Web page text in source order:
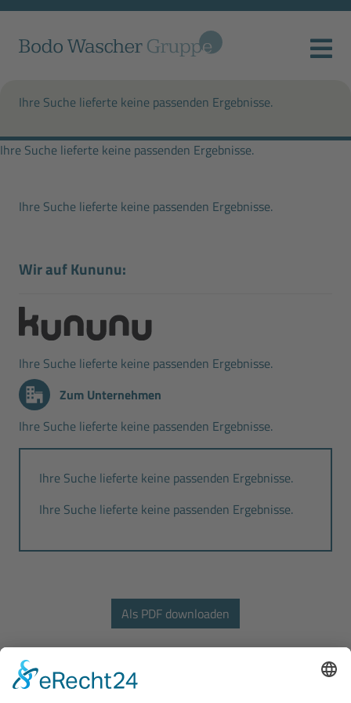
Ihre Suche lieferte keine passenden Ergebnisse.
Ihre Suche lieferte keine passenden Ergebnisse.
Ihre Suche lieferte keine passenden Ergebnisse.
Wir auf Kununu:
Ihre Suche lieferte keine passenden Ergebnisse.
Zum Unternehmen
Ihre Suche lieferte keine passenden Ergebnisse.
Ihre Suche lieferte keine passenden Ergebnisse.
Ihre Suche lieferte keine passenden Ergebnisse.